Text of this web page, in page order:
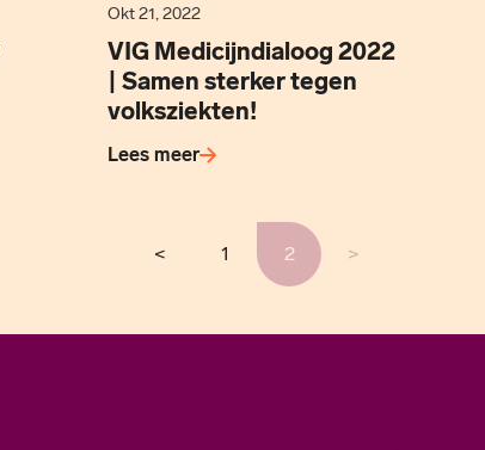
Okt 21, 2022
VIG Medicijndialoog 2022
| Samen sterker tegen
volksziekten!
Lees meer
< 1 2 >